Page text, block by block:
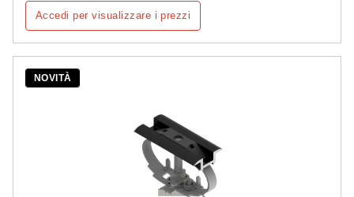
Accedi per visualizzare i prezzi
NOVITÀ